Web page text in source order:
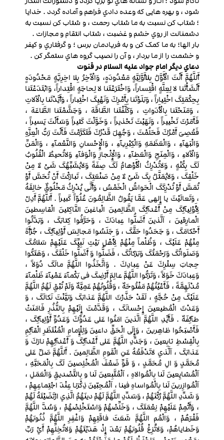
شود ، و بهره هایی که وعده دادي فراهم و آماده گردد . خدایا
؛ شتاب کن نسبت به ما شتاب رحمت ، و شتاب کن نسبت به
دشمنانت از روي خشم و غضبت ، شتاب انتقام و مجازات .
بار الها؛ به ما کمک کن و به فریادمان برس ؛ و گرفتاري و کیفر
و خشمت را از ما بردار ، و آن را نصیب گروه هاي ستمگر کن .
دعاي دیگر امام جواد علیه السلام در قنوت
أَللَّهُمَّ أَنْتَ الْأَوَّلُ بِلاأَوَّلِیَّهٍ مَعْدُودَهٍ، وَالْآخِرُ بِلا اخِرِیَّهٍ مَحْدُودَهٍ
أَنْشَأْتَنا لا لِعِلَّهٍ اقْتِساراً، وَاخْتَرَعْتَنا لا لِحاجَهٍ اقْتِداراً، وَابْتَدَعْتَنا
بِحِکْمَتِکَ اخْتِیاراً ، وَبَلَوْتَنا بِأَمْرِكَ وَنَهْیِکَ اخْتِباراً ، وَأَیَّدْتَنا بِالْآلاتِ
، وَمَنَحْتَنا بِالْأَدَواتِ ، وَکَلَّفْتَنا الطَّاقَهَ ، وَجَشَّمْتَنا الطَّاعَهَ ،
فَأَمَرْتَ تَخْییراً ، وَنَهَیْتَ تَحْذیراً ، وَخَوَّلْتَ کَثیراً وَسَأَلْتَ یَسیراً ،
فَعُصِیَ أَمْرُكَ فَحَلُمْتَ ، وَجُهِلَ قَدْرُكَ فَتَکَرَّمْتَ فَأَنْتَ رَبُّ الْعِزَّهِ
وَالْبَهآءِ ، وَالْعَظَمَهِ وَالْکِبْرِیآءِ ، وَالْإِحْسانِ وَالنَّعْمآءِ ، وَالْمَنِّ
وَالْآلاءِ ، وَالْمِنَحِ وَالْعَطآءِ ، وَالْإِنْجازِ وَالْوَفآءِ وَلاتُحیطُ الْقُلُوبُ
لَکَ بِکُنْهٍ ، وَلاتُدْرِكُ الْأَوْهامُ لَکَ صِفَهً وَلایُشَبِّهُکَ شَیْ ءٌ مِنْ
خَلْقِکَ ، وَلایُمَثَّلُ بِکَ شَیْ ءٌ مِنْ صَنْعَتِکَ ، تَبارَکْتَ أَنْ تُحَسَّ أَوْ
تُمَسَّ أَوْ تُدْرِکَکَ الْحَواسُّ الْخَمْسُ ، وَأَنَّی یُدْرِكُ مَخْلُوقٌ خالِقَهُ
، وَتَعالَیْتَ یا إِلهی عَمَّا یَقُولُ الظَّالِمُونَ عُلُوّاً کَبیراً . أَللَّهُمَّ أَدِلْ
لِأَوْلِیآئِکَ مِنْ أَعْدآئِکَ الظَّالِمینَ الْباغینَ النَّاکِثینَ الْقاسِطینَ
الْمارِقینَ ، اَلَّذینَ أَضَلُّوا عِبادَكَ ، وَحَرَّفُوا کِتابَکَ ، وَبَدَّلُوا
أَحْکامَکَ ، وَ جَحَدُوا حَقَّکَ ، وَ جَلَسُوا مَجالِسَ أَوْلِیآئِکَ ، جُرْأَهً
مِنْهُمْ عَلَیْکَ ، وَظُلْماً مِنْهُمْ لِأَهْلِ بَیْتِ نَبِیِّکَ عَلَیْهِمْ سَلامُکَ
وَصَلَواتُکَ وَرَحْمَتُکَ وَبَرَکاتُکَ ، فَضَلُّوا وَ أَضَلُّوا خَلْقَکَ ، وَهَتَکُوا
حِجابَ سِتْرِكَ عَنْ عِبادِكَ . وَاتَّخَذُوا اللَّهُمَّ مالَکَ دُوَلاً ،
وَعِبادَكَ خَوَلاً ، وَتَرَکُوا اللَّهُمَّ عالِمَ أَرْضِکَ فی بَکْمآءَ عَمْیآءَ ظَلْمآءَ
مُدْلَهِمَّهً ، فَأَعْیُنُهُمْ مَفْتُوحَهٌ ، وَقُلُوبُهُمْ عَمِیَّهٌ وَلَمْ تُبْقِ لَهُمُ اللَّهُمَّ
عَلَیْکَ مِنْ حُجَّهٍ ، لَقَدْ حَذَّرْتَ اللَّهُمَّ عَذابَکَ وَبَیَّنْتَ نَکالَکَ ، وَ
وَعَدْتَ الْمُطیعینَ إِحْسانَکَ ، وَقَدَّمْتَ إِلَیْهِمْ بِالنُّذُرِ فَامَنَتْ
طآئِفَهٌ . فَأَیِّدِ اللَّهُمَّ الَّذینَ امَنُوا عَلی عَدُوِّكَ وَعَدُوِّ أَوْلِیآئِکَ ،
فَأَصْبَحُوا ظاهِرینَ ، وَإِلَی الْحَقِّ داعینَ وَلِلْإِمامِ الْمُنْتَظَرِ الْقآئِمِ
بِالْقِسْطِ تابِعینَ ، وَجَدِّدِ اللَّهُمَّ عَلی أَعْدآئِکَ وَ أَعْدآئِهِمْ نارَكَ وَ
عَذابَکَ ، اَلَّذي لاتَدْفَعُهُ عَنِ الْقَومِ الظَّالِمینَ . أَللَّهُمَّ صَلِّ عَلی
مُحَمَّدٍ وَ الِ مُحَمَّدٍ ، وَ قَوِّ ضَعْفَ الْمُخْلِصینَ لَکَ بِالْمَحَبَّهِ ،
اَلْمُشایِعینَ لَنا بِالْمُوالاهِ ، اَلْمُتَّبِعینَ لَنا و بِالتَّصْدیقِ وَالْعَمَلِ ،
اَلْمُوازِرینَ لَنا بِالْمُواساهِ فینا ، اَلْمُحِبّینَ ذِکْرَنا عِنْدَ اجْتِماعِهِمْ ،
وَ شَدِّدِ اللَّهُمَّ رُکْنَهُمْ ، وَسَدِّدِ اللَّهُمَّ لَهُمْ دینَهُمُ الَّذِي ارْتَضَیْتَهُ لَهُمْ
، وَأَتْمِمْ عَلَیْهِمْ نِعْمَتَکَ ، وَخَلِّصْهُمْ وَاسْتَخْلِصْهُمْ ، وَسُدَّ اللَّهُمَّ
فَقْرَهُمْ ، وَالْمُمِ اللَّهُمَّ شَعَثَ فاقَتِهِمْ وَاغْفِرِ اللَّهُمَّ ذُنُوبَهُمْ
وَخَطایاهُمْ، وَلاتُزِغْ قُلُوبَهُمْ بَعْدَ إِذْ هَدَیْتَهُمْ وَلاتُخِلِّهِمْ أَيْ رَبِّ